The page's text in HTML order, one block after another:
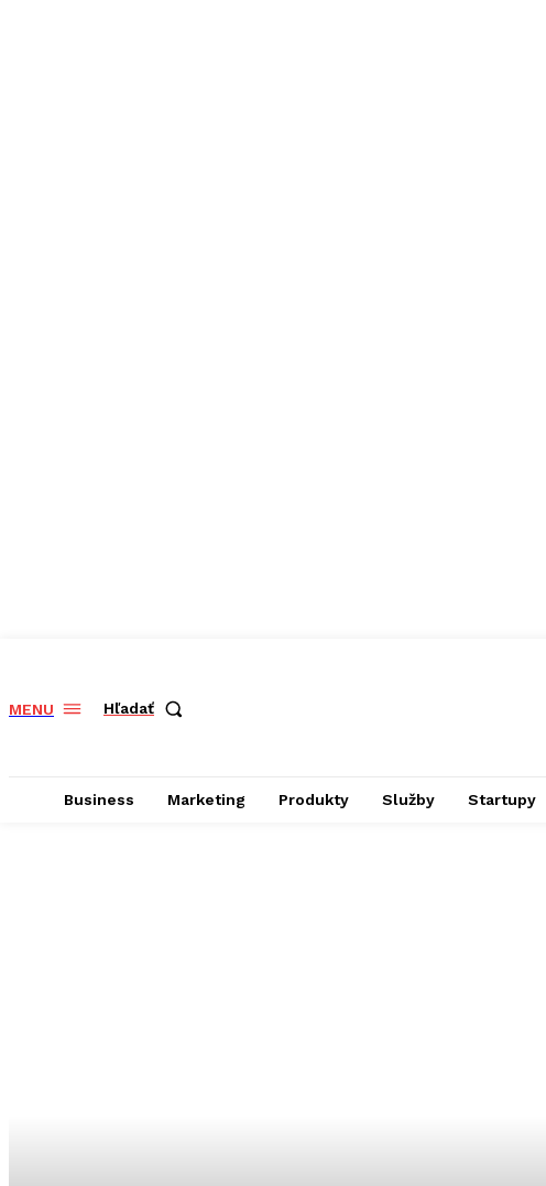
MENU Hľadať
Business Marketing Produkty Služby Startupy